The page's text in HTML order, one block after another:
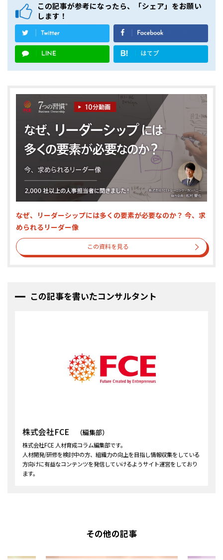
この記事が参考になったら、「シェア」をお願い
します！
なぜ、リーダーシップには多くの要素が必要なのか？ 今、求
められるリーダー像
この資料を見る
この記事を書いたコンサルタント
株式会社FCE （編集部）
株式会社FCE 人材育成コラム編集部です。
人材開発/研修を検討中の方、組織力の向上を目指し情報収集をしている
方向けに有益なコンテンツを発信していけるようサイト運営をしており
ます。
その他の記事